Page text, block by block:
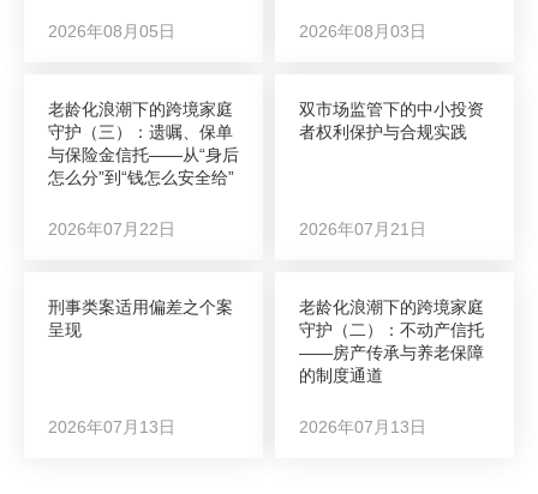
2026年08月05日 2026年08月03日
老龄化浪潮下的跨境家庭
守护（三）：遗嘱、保单
与保险金信托——从“身后
怎么分”到“钱怎么安全给”
2026年07月22日
双市场监管下的中小投资
者权利保护与合规实践
2026年07月21日
刑事类案适用偏差之个案
呈现
2026年07月13日
老龄化浪潮下的跨境家庭
守护（二）：不动产信托
——房产传承与养老保障
的制度通道
2026年07月13日